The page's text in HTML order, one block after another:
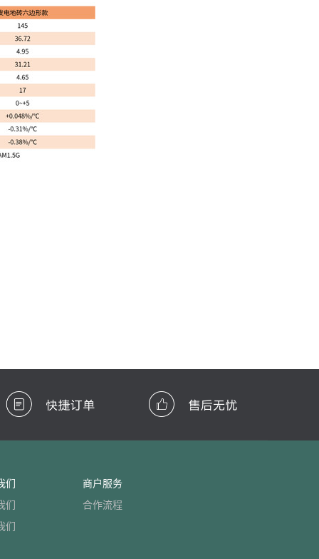
们
们
们
商户服务
合作流程